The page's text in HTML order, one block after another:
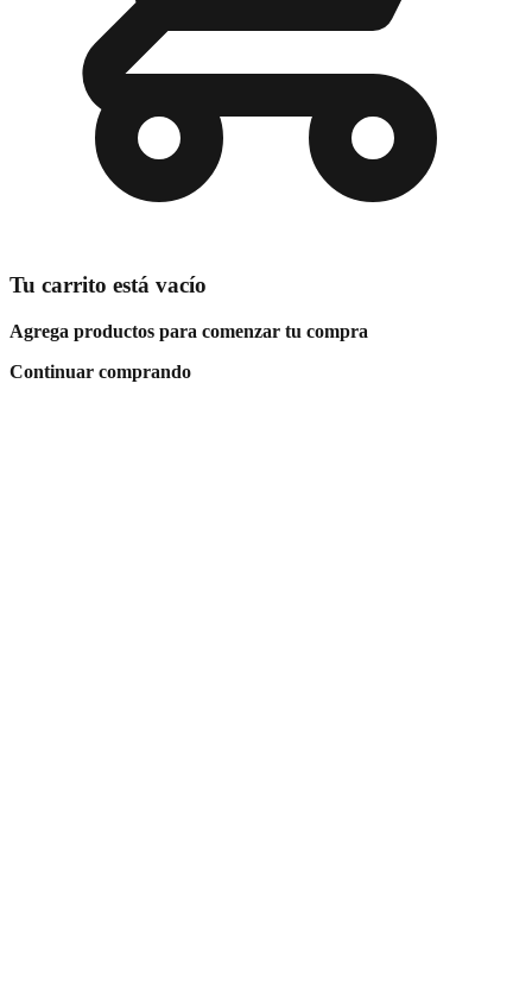
Tu carrito está vacío
Agrega productos para comenzar tu compra
Continuar comprando